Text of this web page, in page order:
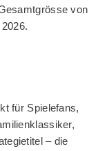
von
für Spielefans,
– die